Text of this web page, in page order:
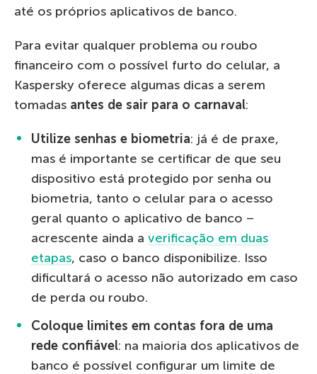
até os próprios aplicativos de banco.
Para evitar qualquer problema ou roubo
financeiro com o possível furto do celular, a
Kaspersky oferece algumas dicas a serem
tomadas antes de sair para o carnaval:
Utilize senhas e biometria: já é de praxe,
mas é importante se certificar de que seu
dispositivo está protegido por senha ou
biometria, tanto o celular para o acesso
geral quanto o aplicativo de banco –
acrescente ainda a verificação em duas
etapas, caso o banco disponibilize. Isso
dificultará o acesso não autorizado em caso
de perda ou roubo.
Coloque limites em contas fora de uma
rede confiável: na maioria dos aplicativos de
banco é possível configurar um limite de